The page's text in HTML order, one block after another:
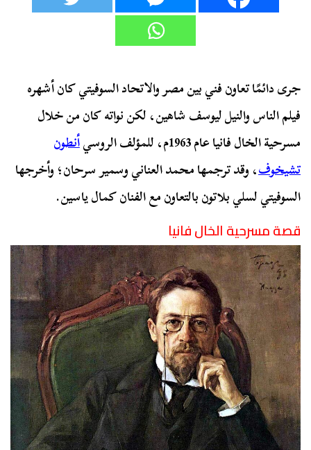
جرى دائمًا تعاون فني بين مصر والاتحاد السوفيتي كان أشهره
فيلم الناس والنيل ليوسف شاهين، لكن نواته كان من خلال
مسرحية الخال فانيا عام 1963م، للمؤلف الروسي
أنطون
تشيخوف، وقد ترجمها محمد العناني وسمير سرحان؛ وأخرجها
السوفيتي لسلي بلاتون بالتعاون مع الفنان كمال ياسين.
قصة مسرحية الخال فانيا